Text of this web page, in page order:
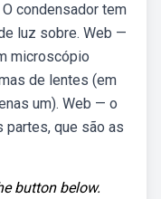
condensador tem
luz sobre. Web —
microscópio
de lentes (em
um). Web — o
que são as
button below.